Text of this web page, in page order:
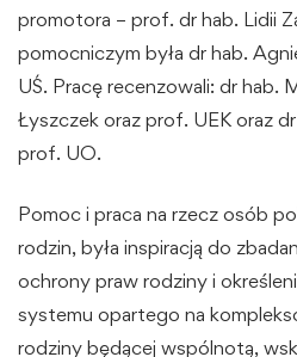
promotora – prof. dr hab. Lidii
pomocniczym była dr hab.
UŚ. Pracę recenzowali: dr hab.
Łyszczek oraz prof. UEK oraz
prof. UO.
Pomoc i praca na rzecz osób
rodzin, była inspiracją do
ochrony praw rodziny i
systemu opartego na
rodziny będącej wspólnotą,